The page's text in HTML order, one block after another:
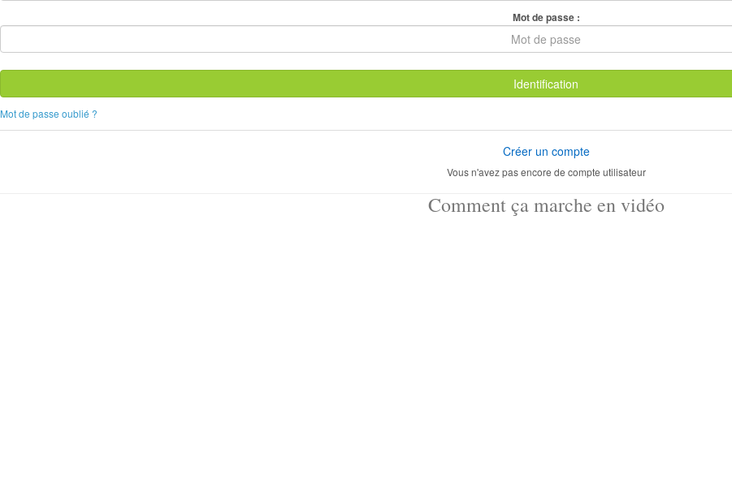
Mot de passe :
Identification
Mot de passe oublié ?
Créer un compte
Vous n'avez pas encore de compte utilisateur
Comment ça marche en vidéo